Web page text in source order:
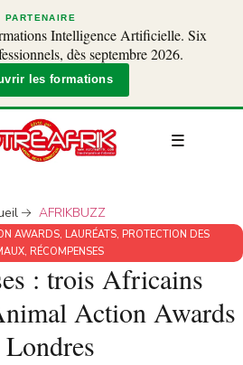
PARTENAIRE
Intelligence Artificielle. Six
dès septembre 2026.
les formations
AFRIKBUZZ
AWARDS, LAURÉATS, PROTECTION DES
, RÉCOMPENSES
: trois Africains
Action Awards
Londres